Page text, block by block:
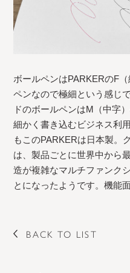
ボールペンはPARKERのF
ペンなので極細という感じ
ドのボールペンはM（中字
細かく書き込むビジネス利
もこのPARKERは日本製。
は、製品ごとに世界中から
造が複雑なマルチファンク
とになったようです。機能
BACK TO LIST